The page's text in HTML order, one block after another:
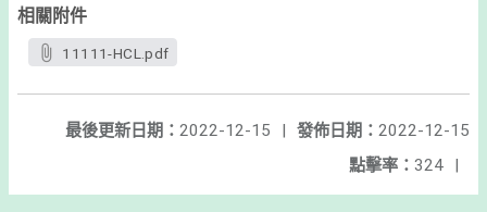
相關附件
11111-HCL.pdf
發佈日期： 2022-12-15
最後更新日期： 2022-12-15
|
點擊率： 324 |